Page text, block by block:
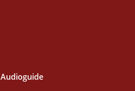
Audioguide